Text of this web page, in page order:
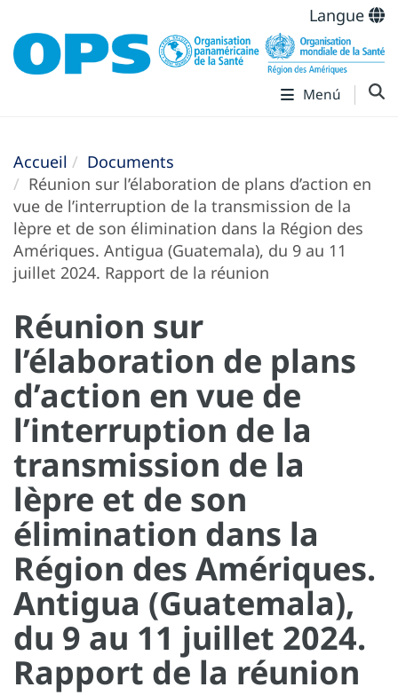
Langue
Menú
Accueil
Documents
Réunion sur l’élaboration de plans d’action en
vue de l’interruption de la transmission de la
lèpre et de son élimination dans la Région des
Amériques. Antigua (Guatemala), du 9 au 11
juillet 2024. Rapport de la réunion
Réunion sur
l’élaboration de plans
d’action en vue de
l’interruption de la
transmission de la
lèpre et de son
élimination dans la
Région des Amériques.
Antigua (Guatemala),
du 9 au 11 juillet 2024.
Rapport de la réunion